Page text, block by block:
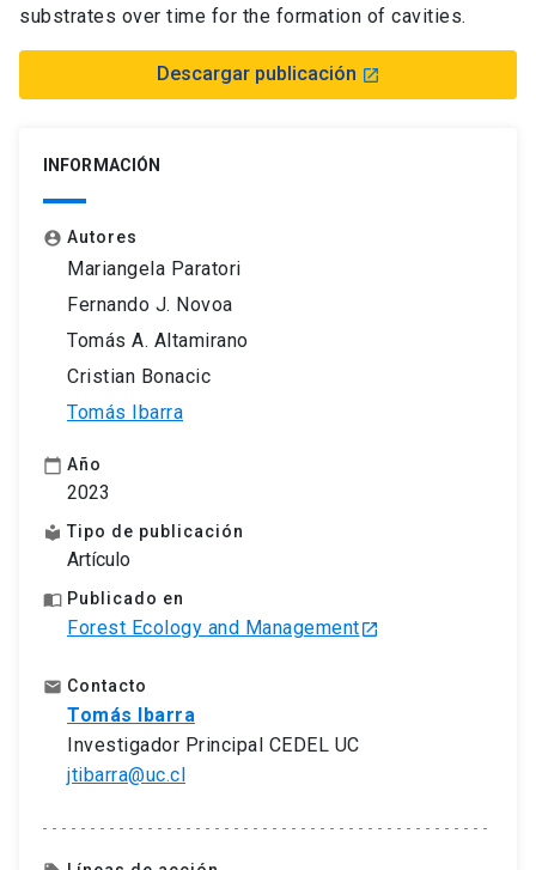
substrates over time for the formation of cavities.
Descargar publicación launch
INFORMACIÓN
account_circle Autores
Mariangela Paratori
Fernando J. Novoa
Tomás A. Altamirano
Cristian Bonacic
Tomás Ibarra
calendar_today Año
2023
local_library Tipo de publicación
Artículo
import_contacts Publicado en
Forest Ecology and Managementlaunch
email Contacto
Tomás Ibarra
Investigador Principal CEDEL UC
jtibarra@uc.cl